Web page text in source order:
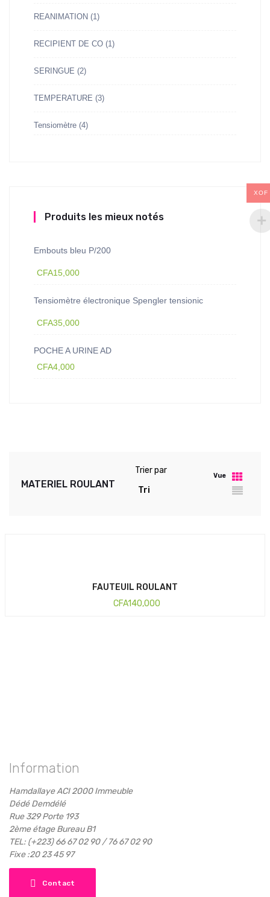
REANIMATION (1)
RECIPIENT DE CO (1)
SERINGUE (2)
TEMPERATURE (3)
Tensiomètre (4)
Produits les mieux notés
Embouts bleu P/200
CFA15,000
Tensiomètre électronique Spengler tensionic
CFA35,000
POCHE A URINE AD
CFA4,000
MATERIEL ROULANT
Trier par
Vue
FAUTEUIL ROULANT
CFA140,000
Information
Hamdallaye ACI 2000 Immeuble
Dédé Demdélé
Rue 329 Porte 193
2ème étage Bureau B1
TEL: (+223) 66 67 02 90 / 76 67 02 90
Fixe :20 23 45 97
Contact
XOF